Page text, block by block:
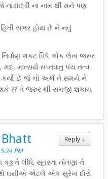
નાડાછડી ના નામ થી મને પણ
સભર હોય છે ને નવું
નિર્વાણ શકટ વિષે એક લેખ જરુર
માત્સર્ય સપ્તધાતુ પંચ તત્વ
છે જે નો અર્થ તે સમયે ને
?? તે જરુર થી સમજી શકાય
Reply ↓
PM
કંકુને લીધે. સૂતરના તાંતણા ને
ઘસીએ એટલે એક સુરેખ દોરો